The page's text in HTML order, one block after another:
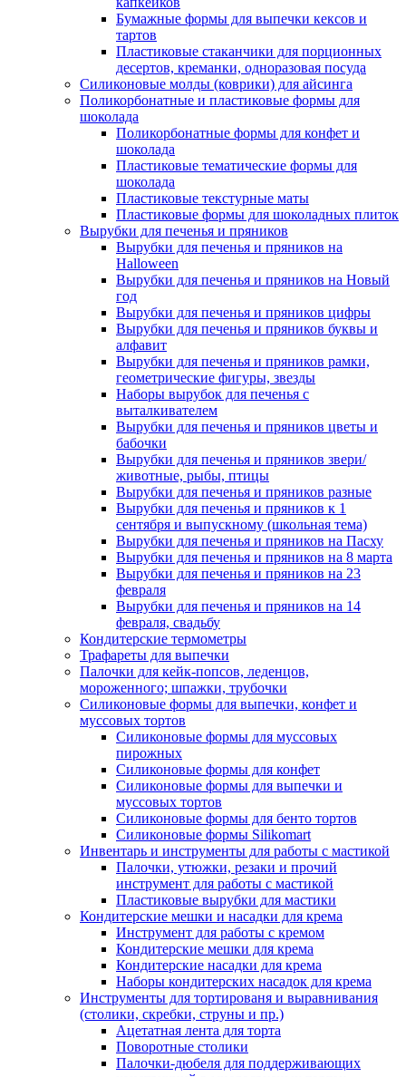
Бумажные формы для выпечки кексов и
тартов
Пластиковые стаканчики для порционных
десертов, креманки, одноразовая посуда
Силиконовые молды (коврики) для айсинга
Поликорбонатные и пластиковые формы для
шоколада
Поликорбонатные формы для конфет и
шоколада
Пластиковые тематические формы для
шоколада
Пластиковые текстурные маты
Пластиковые формы для шоколадных плиток
Вырубки для печенья и пряников
Вырубки для печенья и пряников на
Halloween
Вырубки для печенья и пряников на Новый
год
Вырубки для печенья и пряников цифры
Вырубки для печенья и пряников буквы и
алфавит
Вырубки для печенья и пряников рамки,
геометрические фигуры, звезды
Наборы вырубок для печенья с
выталкивателем
Вырубки для печенья и пряников цветы и
бабочки
Вырубки для печенья и пряников звери/
животные, рыбы, птицы
Вырубки для печенья и пряников разные
Вырубки для печенья и пряников к 1
сентября и выпускному (школьная тема)
Вырубки для печенья и пряников на Пасху
Вырубки для печенья и пряников на 8 марта
Вырубки для печенья и пряников на 23
февраля
Вырубки для печенья и пряников на 14
февраля, свадьбу
Кондитерские термометры
Трафареты для выпечки
Палочки для кейк-попсов, леденцов,
мороженного; шпажки, трубочки
Силиконовые формы для выпечки, конфет и
муссовых тортов
Силиконовые формы для муссовых
пирожных
Силиконовые формы для конфет
Силиконовые формы для выпечки и
муссовых тортов
Силиконовые формы для бенто тортов
Силиконовые формы Silikomart
Инвентарь и инструменты для работы с мастикой
Палочки, утюжки, резаки и прочий
инструмент для работы с мастикой
Пластиковые вырубки для мастики
Кондитерские мешки и насадки для крема
Инструмент для работы с кремом
Кондитерские мешки для крема
Кондитерские насадки для крема
Наборы кондитерских насадок для крема
Инструменты для тортированя и выравнивания
(столики, скребки, струны и пр.)
Ацетатная лента для торта
Поворотные столики
Палочки-дюбеля для поддерживающих